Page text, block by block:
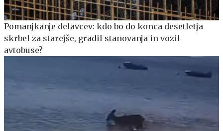
Pomanjkanje delavcev: kdo bo do konca desetletja
skrbel za starejše, gradil stanovanja in vozil
avtobuse?